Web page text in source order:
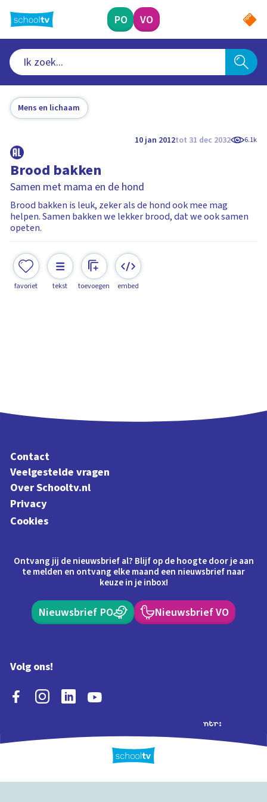
naar
hoofdinhoud
PO VO
Mens en lichaam
10 jan 2012tot 31 dec 2032 6.1k
Brood bakken
Samen met mama en de hond
Brood bakken is leuk, zeker als de hond ook mee mag
helpen. Samen bakken we lekker brood, dat we ook samen
opeten.
favoriet tekst toevoegen embed
Contact
Veelgestelde vragen
Over Schooltv.nl
Privacy
Cookies
Ontvang jij de nieuwsbrief al? Blijf op de hoogte door je aan
te melden en ontvang elke maand een nieuwsbrief naar
keuze in je inbox!
Nieuwsbrief PO Nieuwsbrief VO
Volg ons!